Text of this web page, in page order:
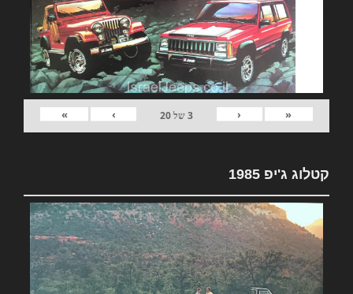
«
‹
3של20
›
»
קטלוג ג'יפ 1985